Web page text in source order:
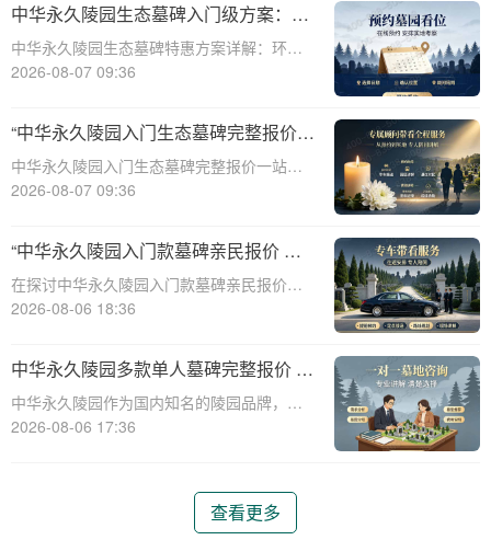
中华永久陵园生态墓碑入门级方案：完
整报价与一站式服务打包特惠解析
中华永久陵园生态墓碑特惠方案详解：环
保、经济、个性化选择☎ 中华永久陵园电
提升，选择一个环保且经济的陵园及墓碑成
为许多家庭的考虑。中华永久陵园，作
2026-08-07 09:36
“中华永久陵园入门生态墓碑完整报价
一站式服务打包特惠详解”
中华永久陵园入门生态墓碑完整报价一站式
服务打包特惠详解☎ 中华永久陵园电话:400-
之一，一直致力于提供高品质、个性化的墓
碑服务。生态墓碑作为一种环保、
2026-08-07 09:36
“中华永久陵园入门款墓碑亲民报价 一
次性付清享折上折：超值优惠与便捷选
择的完美结合”
在探讨中华永久陵园入门款墓碑亲民报价这
一主题时，我们首先需要理解墓碑选择的重
对逝者的纪念，也是对生者情感的寄托。因
此，选择一款既符合预算又具有纪念意义的
墓碑显得尤
2026-08-06 18:36
中华永久陵园多款单人墓碑完整报价 淡
季下单直降数千元详解
中华永久陵园作为国内知名的陵园品牌，提
供多种单人墓碑选择，满足不同客户的需
元的优惠政策，帮助消费者做出明智的选
2026-08-06 17:36
查看更多